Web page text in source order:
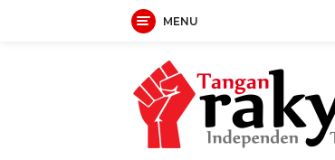
MENU